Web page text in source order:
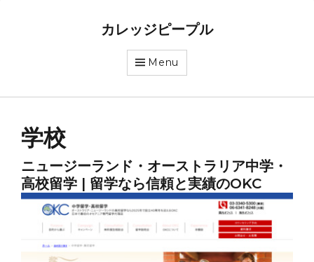
カレッジピープル
Menu
学校
ニュージーランド・オーストラリア中学・
高校留学 | 留学なら信頼と実績のOKC